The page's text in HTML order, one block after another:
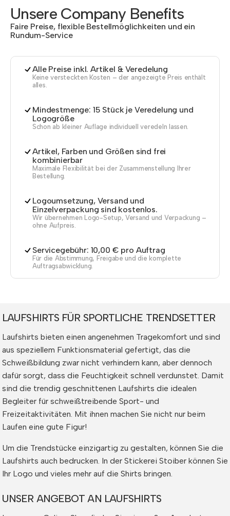
Unsere Company Benefits
Faire Preise, flexible Bestellmöglichkeiten und ein
Rundum-Service
Alle Preise inkl. Artikel & Veredelung
Keine versteckten Kosten – der angezeigte Preis enthält
alles.
Mindestmenge: 15 Stück je Veredelung und
Logogröße
Schon ab kleiner Auflage individuell veredeln lassen.
Artikel, Farben und Größen sind frei
kombinierbar
Maximale Flexibilität bei der Zusammenstellung Ihrer
Bestellung.
Logoumsetzung, Versand und
Einzelverpackung sind kostenlos.
Wir übernehmen Logo-Setup, Versand und Verpackung –
ohne Aufpreis.
Servicegebühr: 10,00 € pro Auftrag
Für die Abstimmung, Freigabe und die komplette
Auftragsabwicklung.
LAUFSHIRTS FÜR SPORTLICHE TRENDSETTER
Laufshirts bieten einen angenehmen Tragekomfort und sind
aus speziellem Funktionsmaterial gefertigt, das die
Schweißbildung zwar nicht verhindern kann, aber dennoch
dafür sorgt, dass die Feuchtigkeit schnell verdunstet. Damit
sind die trendig geschnittenen Laufshirts die idealen
Begleiter für schweißtreibende Sport- und
Freizeitaktivitäten. Mit ihnen machen Sie nicht nur beim
Laufen eine gute Figur!
Um die Trendstücke einzigartig zu gestalten, können Sie die
Laufshirts auch bedrucken. In der Stickerei Stoiber können Sie
Ihr Logo und vieles mehr auf die Shirts bringen.
UNSER ANGEBOT AN LAUFSHIRTS